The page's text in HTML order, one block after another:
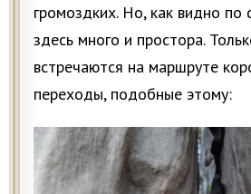
громоздких. Но, как видно по
здесь много и простора.
встречаются на маршруте
переходы, подобные этому: